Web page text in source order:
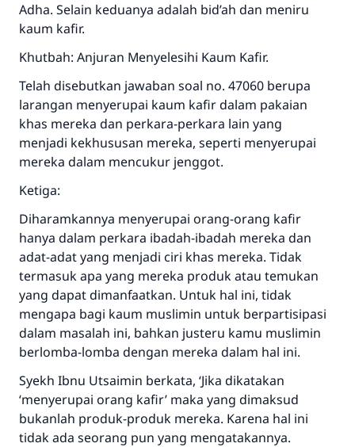
Adha. Selain keduanya adalah bid’ah dan meniru
kaum kafir.
Khutbah: Anjuran Menyelesihi Kaum Kafir.
Telah disebutkan jawaban soal no. 47060 berupa
larangan menyerupai kaum kafir dalam pakaian
khas mereka dan perkara-perkara lain yang
menjadi kekhususan mereka, seperti menyerupai
mereka dalam mencukur jenggot.
Ketiga:
Diharamkannya menyerupai orang-orang kafir
hanya dalam perkara ibadah-ibadah mereka dan
adat-adat yang menjadi ciri khas mereka. Tidak
termasuk apa yang mereka produk atau temukan
yang dapat dimanfaatkan. Untuk hal ini, tidak
mengapa bagi kaum muslimin untuk berpartisipasi
dalam masalah ini, bahkan justeru kamu muslimin
berlomba-lomba dengan mereka dalam hal ini.
Syekh Ibnu Utsaimin berkata, ‘Jika dikatakan
‘menyerupai orang kafir’ maka yang dimaksud
bukanlah produk-produk mereka. Karena hal ini
tidak ada seorang pun yang mengatakannya.
Jawaban no. 110845
menyelamatkan pernikahan.
Bantu kami dalam memberikan jawaban untuk umat